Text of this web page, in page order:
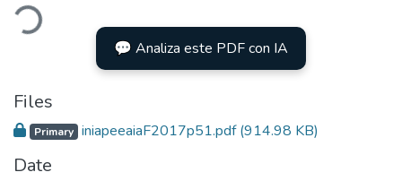
💬 Analiza este PDF con IA
Files
Primary iniapeeaiaF2017p51.pdf(914.98 KB)
Date